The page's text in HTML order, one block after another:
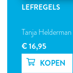
LEFREGELS
Tanja Helderman
€ 16,95